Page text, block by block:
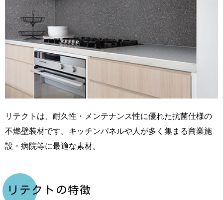
リテクトは、耐久性・メンテナンス性に優れた抗菌仕様の
不燃壁装材です。キッチンパネルや人が多く集まる商業施
設・病院等に最適な素材。
リテクトの特徴